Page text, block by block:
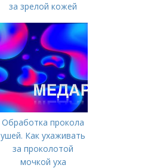
за зрелой кожей
Обработка прокола
ушей. Как ухаживать
за проколотой
мочкой уха